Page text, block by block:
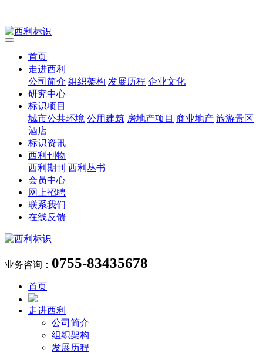
首页
走进西利
公司简介 组织架构 发展历程 企业文化
研究中心
标识项目
城市公共环境 公用建筑 房地产项目 商业地产 旅游景区
酒店
标识资讯
西利刊物
西利期刊 西利丛书
会员中心
网上招聘
联系我们
在线反馈
业务咨询： 0755-83435678
首页
走进西利
公司简介
组织架构
发展历程